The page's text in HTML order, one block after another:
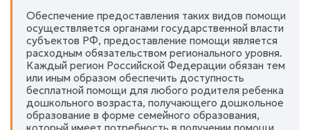
Обеспечение предоставления таких видов помощи
осуществляется органами государственной власти
субъектов РФ, предоставление помощи является
расходным обязательством регионального уровня.
Каждый регион Российской Федерации обязан тем
или иным образом обеспечить доступность
бесплатной помощи для любого родителя ребенка
дошкольного возраста, получающего дошкольное
образование в форме семейного образования,
который имеет потребность в получении помощи